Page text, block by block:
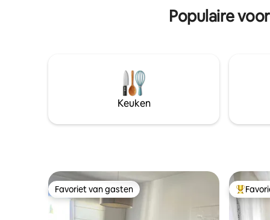
Warm en Koud 4.500 koelers in de
woonkamer en een andere in eenPopulaire
Keuken
Favoriet van gasten
Favoriet van gasten